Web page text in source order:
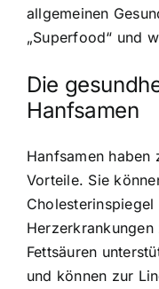
allgemeinen
„Superfood“ und
Die
Hanfsamen
Hanfsamen haben
Vorteile. Sie
Fettsäuren
und können zur